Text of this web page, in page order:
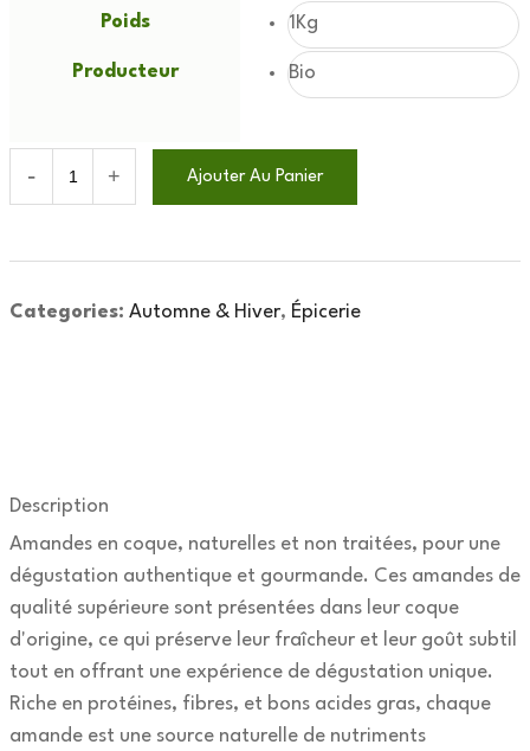
Poids 1Kg
Producteur Bio
Ajouter Au Panier
Categories: Automne & Hiver, Épicerie
Description
Amandes en coque, naturelles et non traitées, pour une
dégustation authentique et gourmande. Ces amandes de
qualité supérieure sont présentées dans leur coque
d'origine, ce qui préserve leur fraîcheur et leur goût subtil
tout en offrant une expérience de dégustation unique.
Riche en protéines, fibres, et bons acides gras, chaque
amande est une source naturelle de nutriments